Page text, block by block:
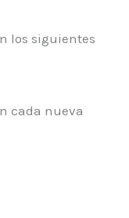
los siguientes
cada nueva